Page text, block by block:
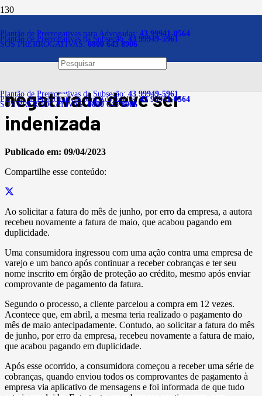
Plantão de Prerrogativas para Advogadas: 43 99941-0564
Plantão de Prerrogativas da Subseção:43 99949-5961
SOS PRERROGATIVAS:0800 643 8906
Plantão de Prerrogativas da Subseção:43 99949-5961
Plantão de Prerrogativas para Advogadas:43 99941-0564
SOS PRERROGATIVAS:0800 643 8906
Cliente que tentou antecipar
fatura e teve nome
negativado deve ser
indenizada
Publicado em: 09/04/2023
Compartilhe esse conteúdo:
Ao solicitar a fatura do mês de junho, por erro da empresa, a autora
recebeu novamente a fatura de maio, que acabou pagando em
duplicidade.
Uma consumidora ingressou com uma ação contra uma empresa de
varejo e um banco após continuar a receber cobranças e ter seu
nome inscrito em órgão de proteção ao crédito, mesmo após enviar
comprovante de pagamento da fatura.
Segundo o processo, a cliente parcelou a compra em 12 vezes.
Acontece que, em abril, a mesma teria realizado o pagamento do
mês de maio antecipadamente. Contudo, ao solicitar a fatura do mês
de junho, por erro da empresa, recebeu novamente a fatura de maio,
que acabou pagando em duplicidade.
Após esse ocorrido, a consumidora começou a receber uma série de
cobranças, quando enviou todos os comprovantes de pagamento à
empresa via aplicativo de mensagens e foi informada de que tudo